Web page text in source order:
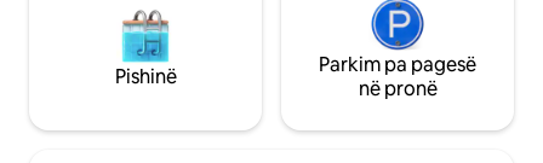
Pishinë
Parkim pa pagesë
në pronë